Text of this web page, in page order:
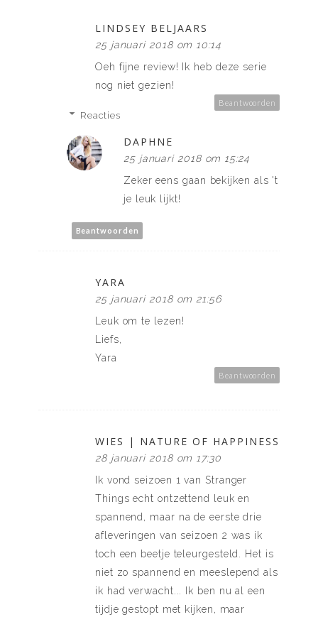
LINDSEY BELJAARS
25 januari 2018 om 10:14
Oeh fijne review! Ik heb deze serie
nog niet gezien!
Beantwoorden
Reacties
DAPHNE
25 januari 2018 om 15:24
Zeker eens gaan bekijken als 't
je leuk lijkt!
Beantwoorden
YARA
25 januari 2018 om 21:56
Leuk om te lezen!
Liefs,
Yara
Beantwoorden
WIES | NATURE OF HAPPINESS
28 januari 2018 om 17:30
Ik vond seizoen 1 van Stranger
Things echt ontzettend leuk en
spannend, maar na de eerste drie
afleveringen van seizoen 2 was ik
toch een beetje teleurgesteld. Het is
niet zo spannend en meeslepend als
ik had verwacht... Ik ben nu al een
tijdje gestopt met kijken, maar